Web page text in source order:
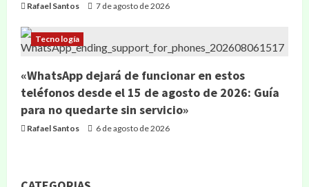
Rafael Santos 7 de agosto de 2026
Tecnología
«WhatsApp dejará de funcionar en estos
teléfonos desde el 15 de agosto de 2026: Guía
para no quedarte sin servicio»
Rafael Santos 6 de agosto de 2026